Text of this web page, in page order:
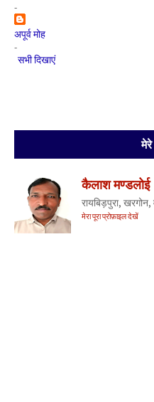
-
अपूर्व मोह
-
सभी दिखाएं
मेरे
कैलाश मण्डलोई
रायबिड़पुरा,
मेरा पूरा प्रोफ़ाइल देखें